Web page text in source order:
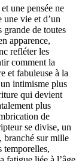
une pensée ne
une vie et d’un
grande de toutes
apparence,
refléter les
comment la
et fabuleuse à la
intimisme plus
qui devient
plus
de
se divise, un
branché sur mille
temporelles,